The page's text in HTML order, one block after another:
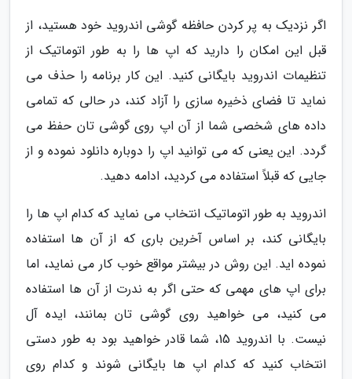
اگر نزدیک به پر کردن حافظه گوشی اندروید خود هستید، از
قبل این امکان را دارید که اپ ها را به طور اتوماتیک از
تنظیمات اندروید بایگانی کنید. این کار برنامه را حذف می
نماید تا فضای ذخیره سازی را آزاد کند، در حالی که تمامی
داده های شخصی شما از آن اپ روی گوشی تان حفظ می
گردد. این یعنی که می توانید اپ را دوباره دانلود نموده و از
جایی که قبلاً استفاده می کردید، ادامه دهید.
اندروید به طور اتوماتیک انتخاب می نماید که کدام اپ ها را
بایگانی کند، بر اساس آخرین باری که از آن ها استفاده
نموده اید. این روش در بیشتر مواقع خوب کار می نماید، اما
برای اپ های مهمی که حتی اگر به ندرت از آن ها استفاده
می کنید، می خواهید روی گوشی تان بمانند، ایده آل
نیست. با اندروید 15، شما قادر خواهید بود به طور دستی
انتخاب کنید که کدام اپ ها بایگانی شوند و کدام روی